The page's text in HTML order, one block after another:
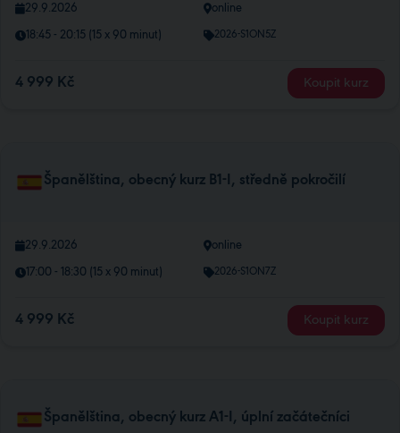
29.9.2026 online
18:45 - 20:15 (15 x 90 minut) 2026-S1ON5Z
4 999 Kč Koupit kurz
Španělština, obecný kurz B1-I, středně pokročilí
29.9.2026 online
17:00 - 18:30 (15 x 90 minut) 2026-S1ON7Z
4 999 Kč Koupit kurz
Španělština, obecný kurz A1-I, úplní začátečníci